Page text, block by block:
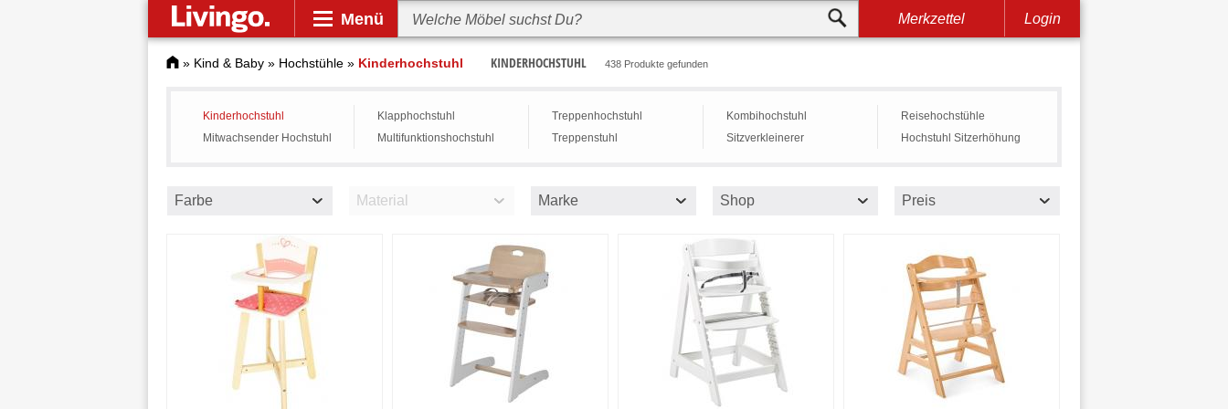
Menü Merkzettel Login
» Kind & Baby » Hochstühle » Kinderhochstuhl KINDERHOCHSTUHL 438 Produkte gefunden
Kinderhochstuhl
Mitwachsender Hochstuhl
Klapphochstuhl
Multifunktionshochstuhl
Treppenhochstuhl
Treppenstuhl
Kombihochstuhl
Sitzverkleinerer
Reisehochstühle
Hochstuhl Sitzerhöhung
Farbe Material Marke Shop Preis